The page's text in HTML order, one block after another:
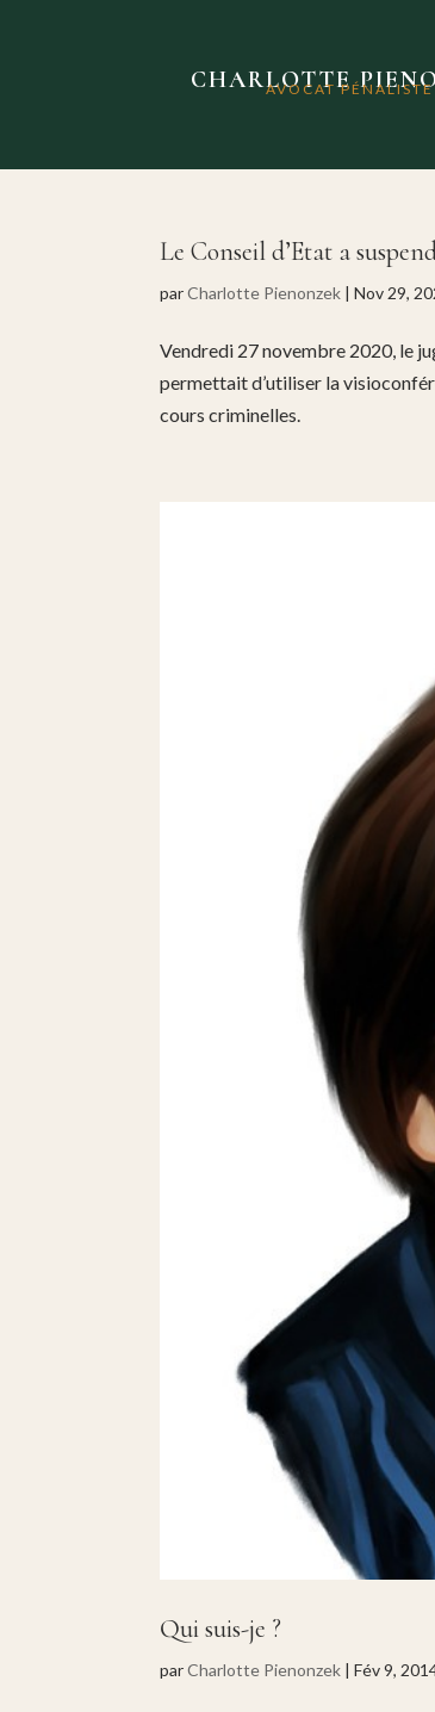
CHARLOTTE
AVOCAT PÉNALISTE
Le Conseil d’Etat a
parCharlotte Pienonzek |Nov 29,
Vendredi 27 novembre 2020, le
permettait d’utiliser la
cours criminelles.
Qui suis-je ?
parCharlotte Pienonzek |Fév 9,